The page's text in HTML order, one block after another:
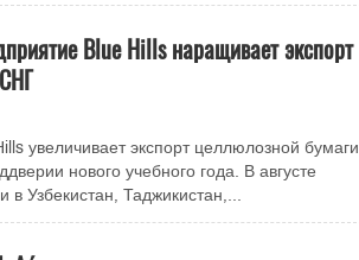
Blue Hills наращивает экспорт
увеличивает экспорт целлюлозной бумаги
нового учебного года. В августе
в Узбекистан, Таджикистан,...